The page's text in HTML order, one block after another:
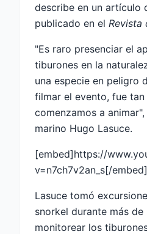
describe en un artículo
publicado en el Revista
"Es raro presenciar el
tiburones en la
una especie en peligro
filmar el evento, fue
comenzamos a
marino Hugo Lasuce.
[embed]https://
v=n7ch7v2an_s[/embed]
Lasuce tomó
snorkel durante más de
monitorear los